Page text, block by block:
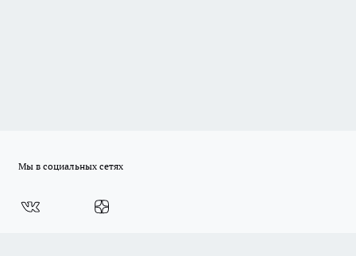
Мы в социальных сетях